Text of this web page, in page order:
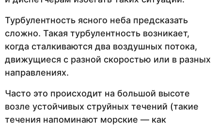
Турбулентность ясного неба предсказать
сложно. Такая турбулентность возникает,
когда сталкиваются два воздушных потока,
движущиеся с разной скоростью или в разных
направлениях.
Часто это происходит на большой высоте
возле устойчивых струйных течений (такие
течения напоминают морские — как